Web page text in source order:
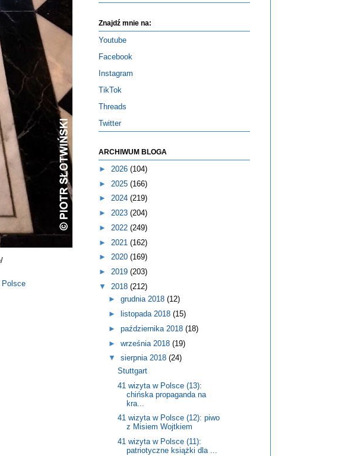
Znajdź mnie na:
Youtube
Facebook
Instagram
TikTok
Threads
Twitter
ARCHIWUM BLOGA
► 2026 (104)
► 2025 (166)
► 2024 (219)
► 2023 (204)
► 2022 (249)
► 2021 (162)
► 2020 (169)
► 2019 (203)
▼ 2018 (212)
► grudnia 2018 (12)
►
listopada 2018 (15)
► października 2018 (18)
► września 2018 (19)
▼ sierpnia 2018 (24)
Stuttgart
41 wizyta w Polsce (13):
chińska propaganda na
kra...
41 wizyta w Polsce (12): piwo
z Misiem Wojtkiem
41 wizyta w Polsce (11):
patriotyczne książki dla ...